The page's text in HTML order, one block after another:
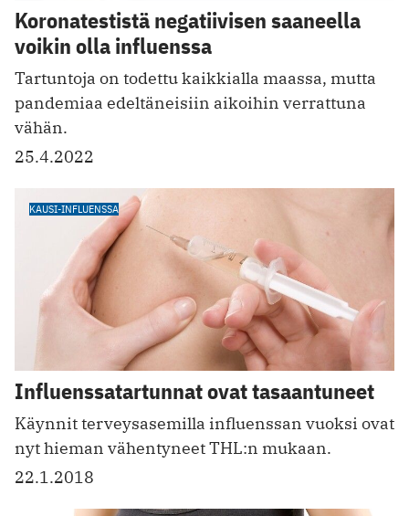
Koronatestistä negatiivisen saaneella
voikin olla influenssa
Tartuntoja on todettu kaikkialla maassa, mutta
pandemiaa edeltäneisiin aikoihin verrattuna
vähän.
25.4.2022
KAUSI-INFLUENSSA
Influenssatartunnat ovat tasaantuneet
Käynnit terveysasemilla influenssan vuoksi ovat
nyt hieman vähentyneet THL:n mukaan.
22.1.2018